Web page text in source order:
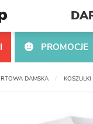
PROMOCJE
DAMSKA